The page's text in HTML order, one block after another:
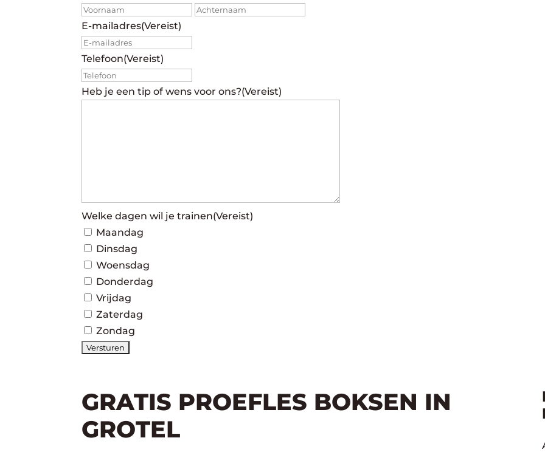
Voornaam
E-mailadres(Vereist)
Telefoon(Vereist)
Heb je een tip of wens voor ons?(Vereist)
Welke dagen wil je trainen(Vereist)
Maandag
Dinsdag
Woensdag
Donderdag
Vrijdag
Zaterdag
Zondag
GRATIS PROEFLES BOKSEN IN
GROTEL